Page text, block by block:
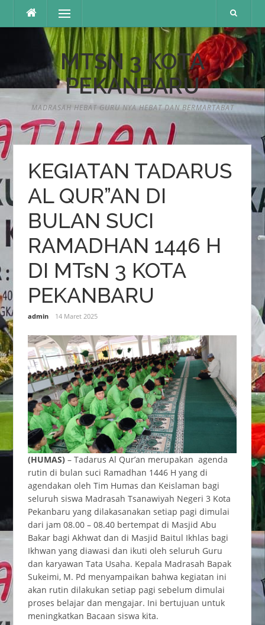
Menu
MTSN 3 KOTA
PEKANBARU
MADRASAH HEBAT GURU NYA HEBAT DAN BERMARTABAT
KEGIATAN TADARUS
AL QUR”AN DI
BULAN SUCI
RAMADHAN 1446 H
DI MTsN 3 KOTA
PEKANBARU
admin 14 Maret 2025
(HUMAS)– Tadarus Al Qur’an merupakan agenda
rutin di bulan suci Ramadhan 1446 H yang di
agendakan oleh Tim Humas dan Keislaman bagi
seluruh siswa Madrasah Tsanawiyah Negeri 3 Kota
Pekanbaru yang dilakasanakan setiap pagi dimulai
dari jam 08.00 – 08.40 bertempat di Masjid Abu
Bakar bagi Akhwat dan di Masjid Baitul Ikhlas bagi
Ikhwan yang diawasi dan ikuti oleh seluruh Guru
dan karyawan Tata Usaha. Kepala Madrasah Bapak
Sukeimi, M. Pd menyampaikan bahwa kegiatan ini
akan rutin dilakukan setiap pagi sebelum dimulai
proses belajar dan mengajar. Ini bertujuan untuk
meningkatkan Bacaan siswa kita.